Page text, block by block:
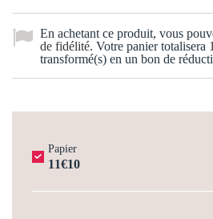
En achetant ce produit, vous
de fidélité. Votre panier totalisera 1
transformé(s) en un bon de
Papier
11€10